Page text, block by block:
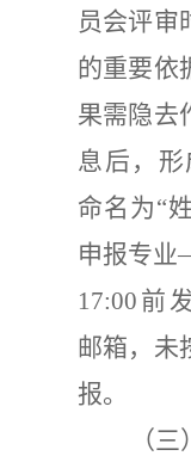
员会评审
的重要依
果需隐去
息后，形
命名为“
申报专业
17:00 前
邮箱，未
报。
（三）